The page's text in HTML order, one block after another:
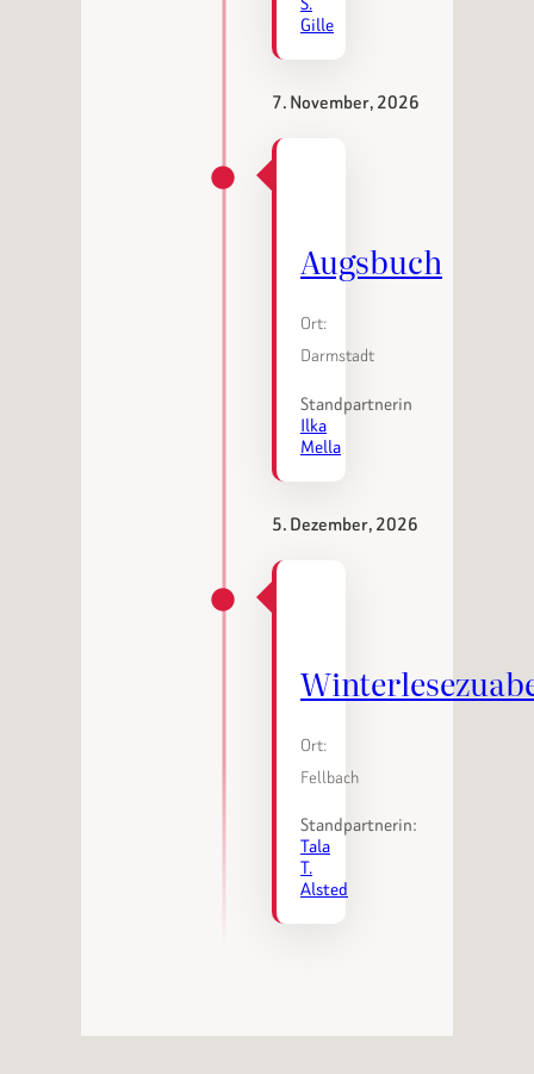
Gille
7. November, 2026
Augsbuch
Ort:
Darmstadt
Standpartnerin
Ilka
Mella
5. Dezember, 2026
Ort:
Fellbach
Standpartnerin:
Tala
T.
Alsted